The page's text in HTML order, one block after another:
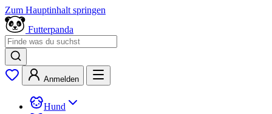
Zum Hauptinhalt springen
Futterpanda
Anmelden
Hund